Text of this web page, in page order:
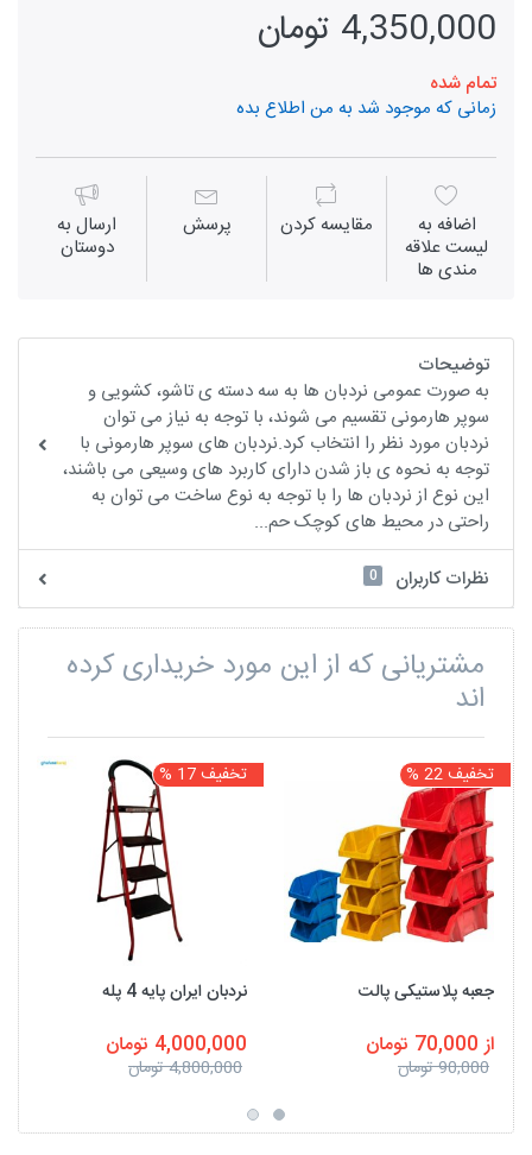
4,350,000 تومان
تمام شده
زمانی که موجود شد به من اطلاع بده
اضافه به
لیست علاقه
مندی ها
مقايسه كردن پرسش ارسال به
دوستان
توضیحات
به صورت عمومی نردبان ها به سه دسته ی تاشو،‍ کشویی و
سوپر هارمونی تقسیم می شوند، با توجه به نیاز می توان
نردبان مورد نظر را انتخاب کرد.نردبان های سوپر هارمونی با
توجه به نحوه ی باز شدن دارای کاربرد های وسیعی می باشند،
این نوع از نردبان ها را با توجه به نوع ساخت می توان به
راحتی در محیط های کوچک حم...
نظرات کاربران
0
مشتریانی که از این مورد خریداری کرده
اند
تخفیف 22 %
جعبه پلاستیکی پالت
از 70,000 تومان
90,000 تومان
تخفیف 17 %
نردبان ایران پایه 4 پله
4,000,000 تومان
4,800,000 تومان